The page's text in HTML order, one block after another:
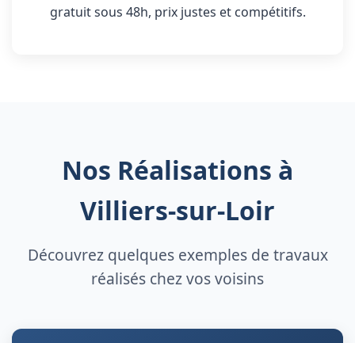
gratuit sous 48h, prix justes et compétitifs.
Nos Réalisations à
Villiers-sur-Loir
Découvrez quelques exemples de travaux
réalisés chez vos voisins